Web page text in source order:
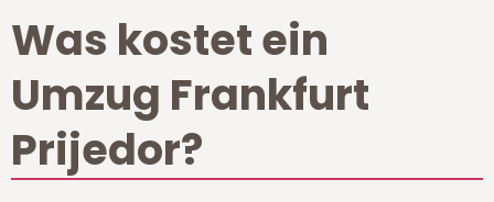
Was kostet ein
Umzug Frankfurt
Prijedor?